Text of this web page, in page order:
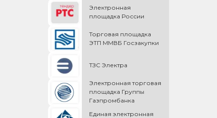
Электронная
площадка России
Торговая площадка
ЭТП ММВБ Госзакупки
ТЗС Электра
Электронная торговая
площадка Группы
Газпромбанка
Единая электронная